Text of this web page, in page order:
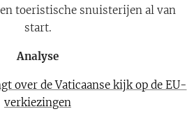
toeristische snuisterijen al van
start.
Analyse
over de Vaticaanse kijk op de EU-
verkiezingen